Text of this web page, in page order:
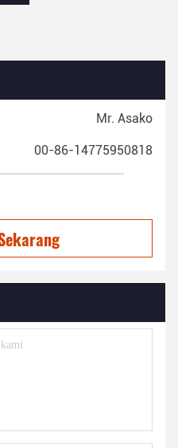
Mr. Asako
00-86-14775950818